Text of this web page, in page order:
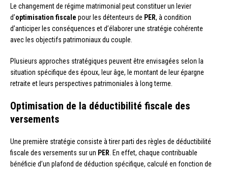
Le changement de régime matrimonial peut constituer un levier
d’optimisation fiscale pour les détenteurs de PER, à condition
d’anticiper les conséquences et d’élaborer une stratégie cohérente
avec les objectifs patrimoniaux du couple.
Plusieurs approches stratégiques peuvent être envisagées selon la
situation spécifique des époux, leur âge, le montant de leur épargne
retraite et leurs perspectives patrimoniales à long terme.
Optimisation de la déductibilité fiscale des
versements
Une première stratégie consiste à tirer parti des règles de déductibilité
fiscale des versements sur un PER. En effet, chaque contribuable
bénéficie d’un plafond de déduction spécifique, calculé en fonction de